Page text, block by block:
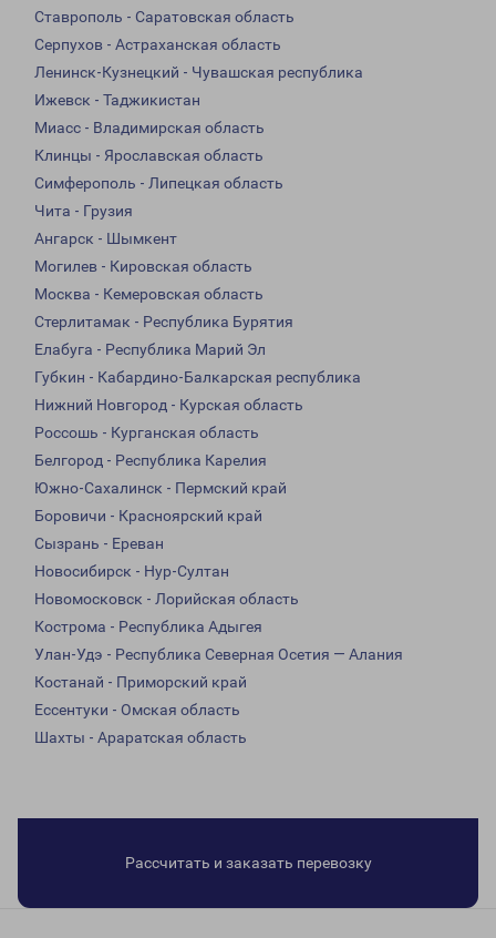
Ставрополь - Саратовская область
Серпухов - Астраханская область
Ленинск-Кузнецкий - Чувашская республика
Ижевск - Таджикистан
Миасс - Владимирская область
Клинцы - Ярославская область
Симферополь - Липецкая область
Чита - Грузия
Ангарск - Шымкент
Могилев - Кировская область
Москва - Кемеровская область
Стерлитамак - Республика Бурятия
Елабуга - Республика Марий Эл
Губкин - Кабардино-Балкарская республика
Нижний Новгород - Курская область
Россошь - Курганская область
Белгород - Республика Карелия
Южно-Сахалинск - Пермский край
Боровичи - Красноярский край
Сызрань - Ереван
Новосибирск - Нур-Султан
Новомосковск - Лорийская область
Кострома - Республика Адыгея
Улан-Удэ - Республика Северная Осетия — Алания
Костанай - Приморский край
Ессентуки - Омская область
Шахты - Араратская область
Рассчитать и заказать перевозку